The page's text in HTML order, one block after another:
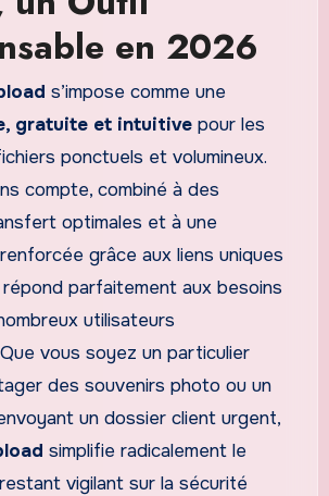
en 2026
s’impose comme une
gratuite et intuitivepour les
ponctuels et volumineux.
compte, combiné à des
optimales et à une
grâce aux liens uniques
parfaitement aux besoins
utilisateurs
vous soyez un particulier
des souvenirs photo ou un
un dossier client urgent,
simplifie radicalement le
vigilant sur la sécurité